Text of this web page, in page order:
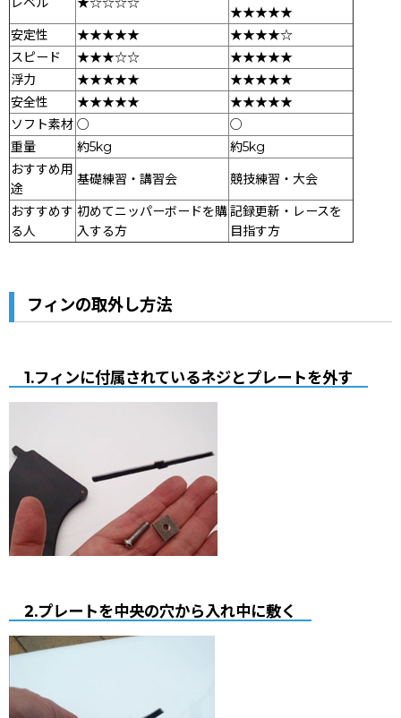
★★★★★
安定性
★★★★★
★★★★☆
スピード
★★★☆☆
★★★★★
浮力
★★★★★
★★★★★
安全性
★★★★★
★★★★★
ソフト素材 ○
○
重量
約5kg
約5kg
おすすめ用
途
基礎練習・講習会
競技練習・大会
おすすめす
る人
初めてニッパーボードを購
入する方
記録更新・レースを
目指す方
フィンの取外し方法
1.フィンに付属されているネジとプレートを外す
2.プレートを中央の穴から入れ中に敷く